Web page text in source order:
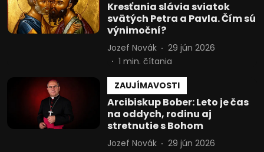
Kresťania slávia sviatok
svätých Petra a Pavla. Čím sú
výnimoční?
Jozef Novák
29 jún 2026
1 min. čítania
ZAUJÍMAVOSTI
Arcibiskup Bober: Leto je čas
na oddych, rodinu aj
stretnutie s Bohom
Jozef Novák
29 jún 2026
reklamy
Vytvoriť profily na prispôsobenie
Použiť profily na výber prispôsobeného
Meranie výkonnosti reklamy
Meranie výkonnosti obsahu
Pochopiť cieľové skupiny na základe